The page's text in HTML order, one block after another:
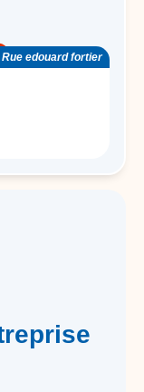
Rue edouard fortier